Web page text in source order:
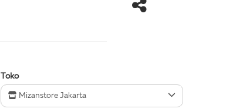
Toko
Mizanstore Jakarta